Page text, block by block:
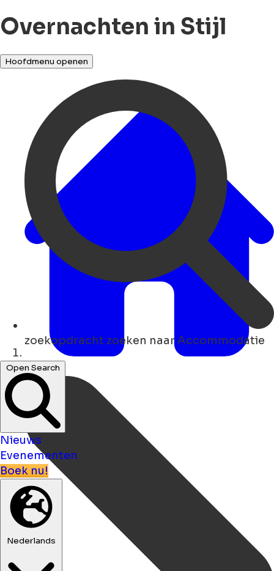
Overnachten in Stijl
Hoofdmenu openen
zoekopdracht zoeken naar Accommodatie
Open Search
Nieuws
Evenementen
Boek nu!
Nederlands
Thuis